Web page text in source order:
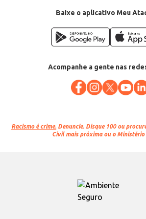
Baixe o aplicativo Meu
Acompanhe a gente nas
Racismo é crime. Denuncie. Disque 100 ou
Civil mais próxima ou o Ministério